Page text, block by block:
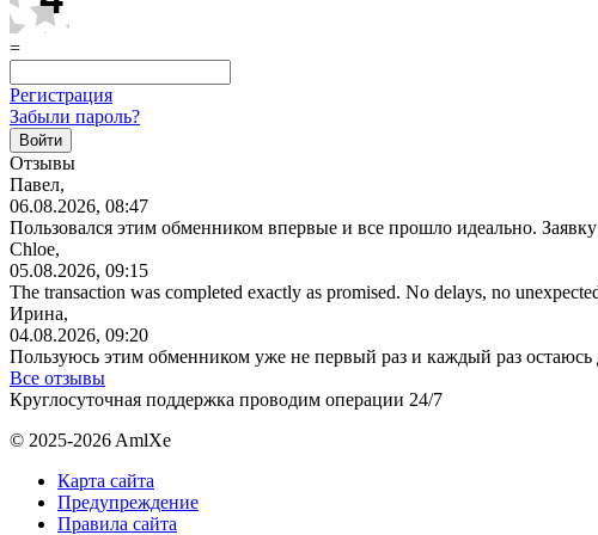
=
Регистрация
Забыли пароль?
Отзывы
Павел,
06.08.2026, 08:47
Пользовался этим обменником впервые и все прошло идеально.
Chloe,
05.08.2026, 09:15
The transaction was completed exactly as promised. No delays, no
Ирина,
04.08.2026, 09:20
Пользуюсь этим обменником уже не первый раз и каждый раз остаюсь
Все отзывы
Круглосуточная поддержка проводим операции 24/7
© 2025-2026 AmlXe
Карта сайта
Предупреждение
Правила сайта